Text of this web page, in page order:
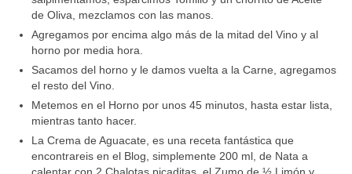
de Oliva, mezclamos con las manos.
Agregamos por encima algo más de la mitad del Vino y al
horno por media hora.
Sacamos del horno y le damos vuelta a la Carne, agregamos
el resto del Vino.
Metemos en el Horno por unos 45 minutos, hasta estar lista,
mientras tanto hacer.
La Crema de Aguacate, es una receta fantástica que
encontrareis en el Blog, simplemente 200 ml, de Nata a